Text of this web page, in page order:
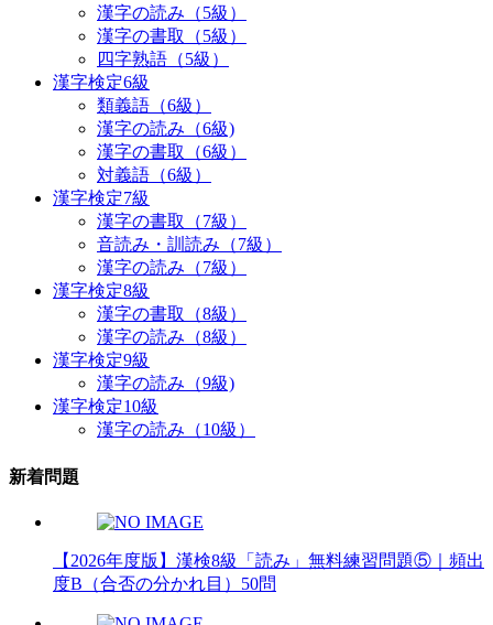
漢字の読み（5級）
漢字の書取（5級）
四字熟語（5級）
漢字検定6級
類義語（6級）
漢字の読み（6級)
漢字の書取（6級）
対義語（6級）
漢字検定7級
漢字の書取（7級）
音読み・訓読み（7級）
漢字の読み（7級）
漢字検定8級
漢字の書取（8級）
漢字の読み（8級）
漢字検定9級
漢字の読み（9級)
漢字検定10級
漢字の読み（10級）
新着問題
【2026年度版】漢検8級「読み」無料練習問題⑤｜頻出
度B（合否の分かれ目）50問